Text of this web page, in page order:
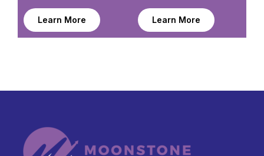
Learn More Learn More